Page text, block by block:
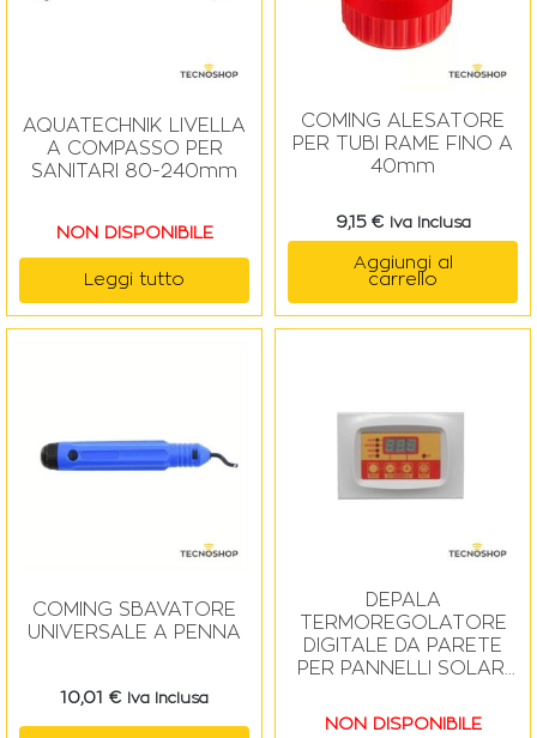
AQUATECHNIK LIVELLA
A COMPASSO PER
SANITARI 80-240mm
NON DISPONIBILE
Leggi tutto
COMING ALESATORE
PER TUBI RAME FINO A
40mm
9,15 € Iva Inclusa
Aggiungi al
carrello
COMING SBAVATORE
UNIVERSALE A PENNA
10,01 € Iva Inclusa
DEPALA
TERMOREGOLATORE
DIGITALE DA PARETE
PER PANNELLI SOLARI
FORZATA
NON DISPONIBILE